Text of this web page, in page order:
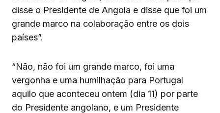
disse o Presidente de Angola e disse que foi um
grande marco na colaboração entre os dois
países”.
“Não, não foi um grande marco, foi uma
vergonha e uma humilhação para Portugal
aquilo que aconteceu ontem (dia 11) por parte
do Presidente angolano, e um Presidente